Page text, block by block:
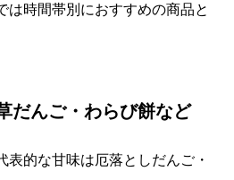
は時間帯別におすすめの商品と
だんご・わらび餅など
表的な甘味は厄落としだんご・